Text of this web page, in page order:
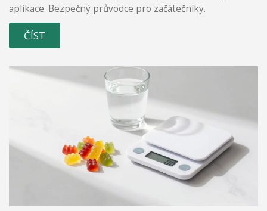
aplikace. Bezpečný průvodce pro začátečníky.
ČÍST